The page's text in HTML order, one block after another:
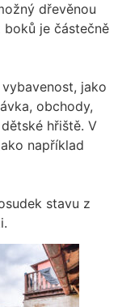
dřevěnou
boků je částečně
jako
obchody,
hřiště. V
například
stavu z